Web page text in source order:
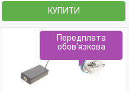
КУПИТИ
Передплата
обов'язкова